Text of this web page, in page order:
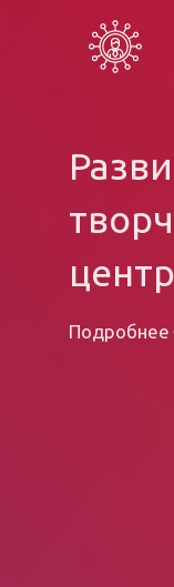
Подробнее